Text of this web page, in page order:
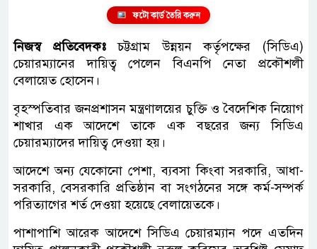
ফটো কার্ড তৈরি করুন
নিজস্ব প্রতিবেদকঃচট্টগ্রাম উন্নয়ন কর্তৃপক্ষের (সিডিএ)
চেয়ারম্যানের দায়িত্ব পেলেন বিএনপি নেতা প্রকৌশলী
বেলায়েত হোসেন।
বৃহস্পতিবার জনপ্রশাসন মন্ত্রণালয়ের চুক্তি ও বৈদেশিক নিয়োগ
শাখার এক আদেশে তাকে এক বছরের জন্য সিডিএ
চেয়ারম্যাদের দায়িত্ব দেওয়া হয়।
আদেশে অন্য যেকোনো পেশা, ব্যবসা কিংবা সরকারি, আধা-
সরকারি, বেসরকারি প্রতিষ্ঠান বা সংগঠনের সঙ্গে কর্ম-সম্পর্ক
পরিত্যাগের শর্ত দেওয়া হয়েছে বেলায়েতকে।
পাশাপাশি আরেক আদেশে সিডিএ চেয়ারম্যান পদে এতদিন